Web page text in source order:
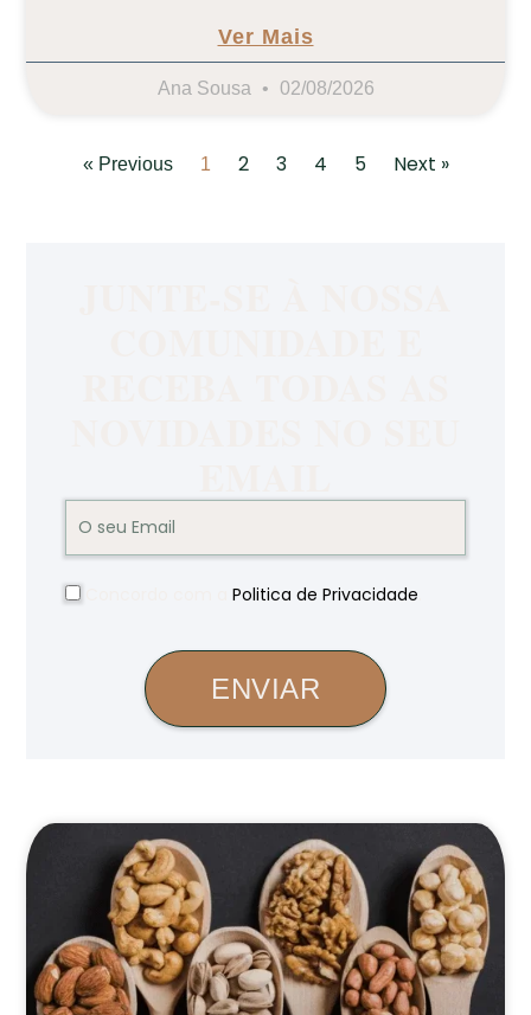
Ver Mais
Ana Sousa 02/08/2026
« Previous 1 2 3 4 5 Next »
Politica de Privacidade
ENVIAR